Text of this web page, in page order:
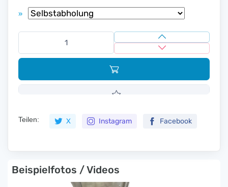
»
Teilen: X Instagram Facebook
Beispielfotos / Videos